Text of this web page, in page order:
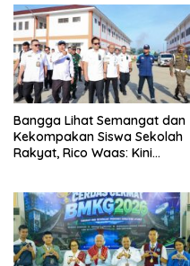
Bangga Lihat Semangat dan
Kekompakan Siswa Sekolah
Rakyat, Rico Waas: Kini